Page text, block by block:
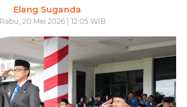
Elang Suganda
Rabu, 20 Mei 2026 | 12:05 WIB